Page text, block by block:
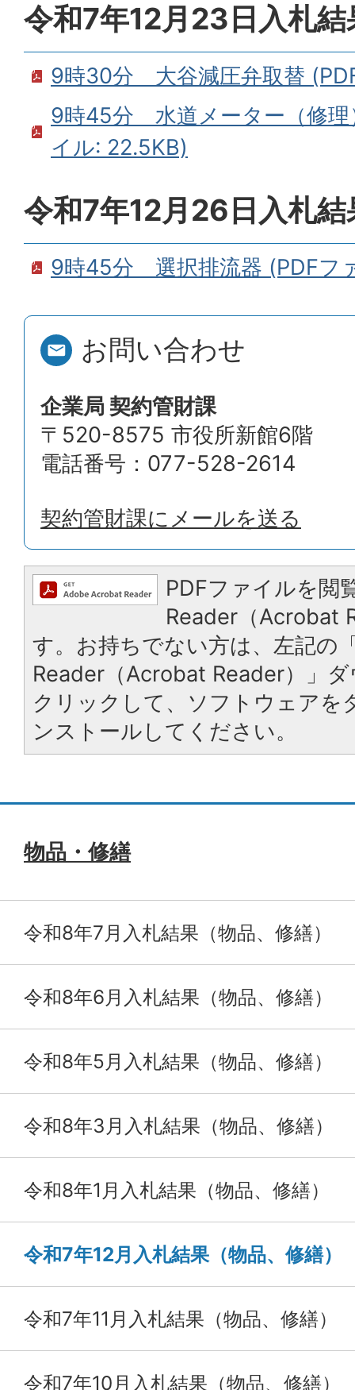
令和7年12月23日入札結
9時30分 大谷減圧弁取替
9時45分 水道メーター（修理
イル: 22.5KB)
令和7年12月26日入札結
9時45分 選択排流器 (PDFフ
お問い合わせ
企業局 契約管財課
〒520-8575 市役所新館6階
電話番号：077-528-2614
契約管財課にメールを送る
PDFファイルを閲
Reader（Acrobat
す。お持ちでない方は、左記の
Reader（Acrobat Reader）」
クリックして、ソフトウェアを
ンストールしてください。
物品・修繕
令和8年7月入札結果（物品、修繕）
令和8年6月入札結果（物品、修繕）
令和8年5月入札結果（物品、修繕）
令和8年3月入札結果（物品、修繕）
令和8年1月入札結果（物品、修繕）
令和7年12月入札結果（物品、修繕）
令和7年11月入札結果（物品、修繕）
令和7年10月入札結果（物品、修繕）